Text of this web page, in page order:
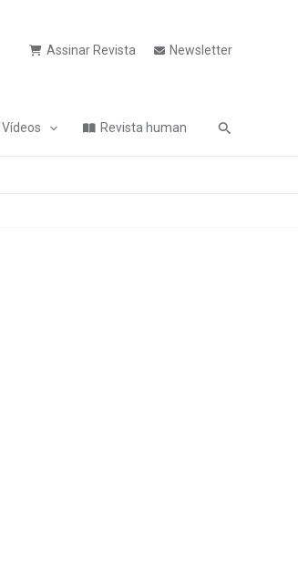
Assinar Revista Newsletter
Vídeos Revista human Pesquisa